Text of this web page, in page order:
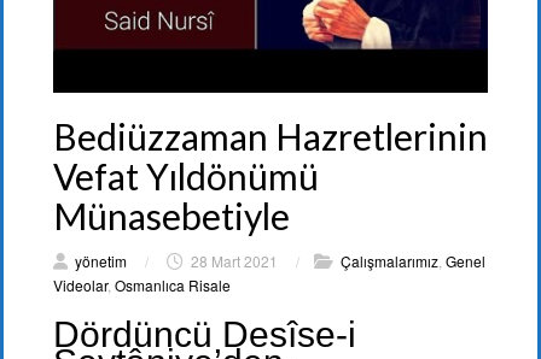
Bediüzzaman Hazretlerinin
Vefat Yıldönümü
Münasebetiyle
yönetim / 28 Mart 2021 / Çalışmalarımız Genel
Videolar, Osmanlıca Risale
Dördüncü Desîse-i